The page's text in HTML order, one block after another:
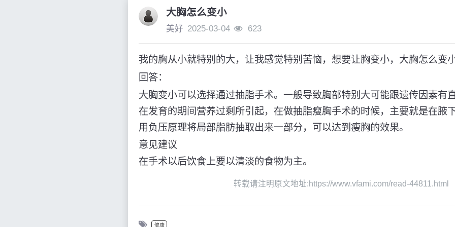
大胸怎么变小
美好 2025-03-04 623
我的胸从小就特别的大，让我感觉特别苦恼，想要让胸变小，大胸怎么变
回答：
大胸变小可以选择通过抽脂手术。一般导致胸部特别大可能跟遗传因素有
在发育的期间营养过剩所引起，在做抽脂瘦胸手术的时候，主要就是在腋
用负压原理将局部脂肪抽取出来一部分，可以达到瘦胸的效果。
意见建议
在手术以后饮食上要以清淡的食物为主。
转载请注明原文地址:https://www.vfami.com/read-44811.html
健康